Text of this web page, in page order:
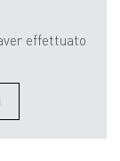
effettuato